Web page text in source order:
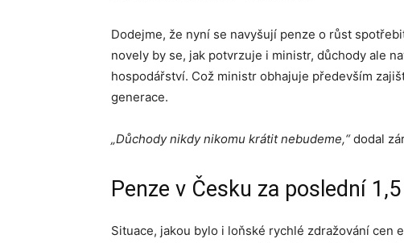
Dodejme, že nyní se navyšují penze o růst
novely by se, jak potvrzuje i ministr, důchody ale
hospodářství. Což ministr obhajuje především
generace.
„Důchody nikdy nikomu krátit nebudeme,“dodal
Penze v Česku za poslední
Situace, jakou bylo i loňské rychlé zdražování